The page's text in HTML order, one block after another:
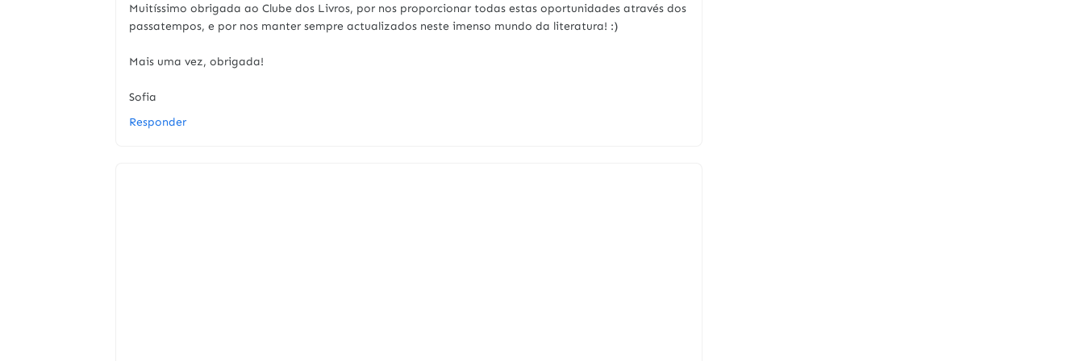
Muitíssimo obrigada ao Clube dos Livros, por nos proporcionar todas estas oportunidades através dos
passatempos, e por nos manter sempre actualizados neste imenso mundo da literatura! :)
Mais uma vez, obrigada!
Sofia
Responder